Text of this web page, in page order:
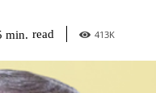
min. read 413K